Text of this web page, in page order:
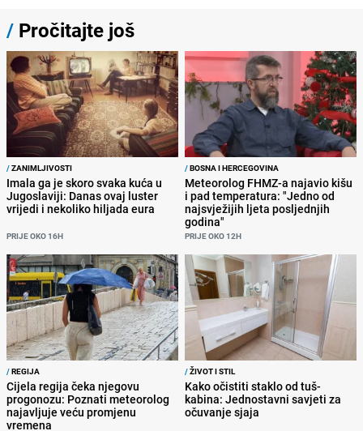
/ Pročitajte još
/ZANIMLJIVOSTI
Imala ga je skoro svaka kuća u
Jugoslaviji: Danas ovaj luster
vrijedi i nekoliko hiljada eura
PRIJE OKO 16H
/BOSNA I HERCEGOVINA
Meteorolog FHMZ-a najavio kišu
i pad temperatura: "Jedno od
najsvježijih ljeta posljednjih
godina"
PRIJE OKO 12H
/REGIJA
Cijela regija čeka njegovu
progonozu: Poznati meteorolog
najavljuje veću promjenu
vremena
/ŽIVOT I STIL
Kako očistiti staklo od tuš-
kabina: Jednostavni savjeti za
očuvanje sjaja